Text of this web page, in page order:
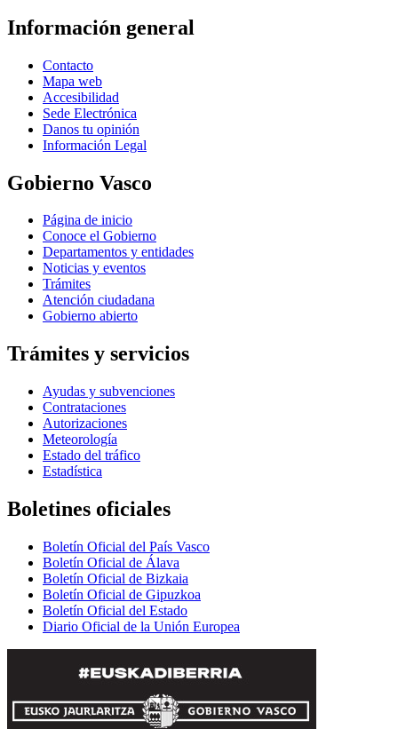
Información general
Contacto
Mapa web
Accesibilidad
Sede Electrónica
Danos tu opinión
Información Legal
Gobierno Vasco
Página de inicio
Conoce el Gobierno
Departamentos y entidades
Noticias y eventos
Trámites
Atención ciudadana
Gobierno abierto
Trámites y servicios
Ayudas y subvenciones
Contrataciones
Autorizaciones
Meteorología
Estado del tráfico
Estadística
Boletines oficiales
Boletín Oficial del País Vasco
Boletín Oficial de Álava
Boletín Oficial de Bizkaia
Boletín Oficial de Gipuzkoa
Boletín Oficial del Estado
Diario Oficial de la Unión Europea